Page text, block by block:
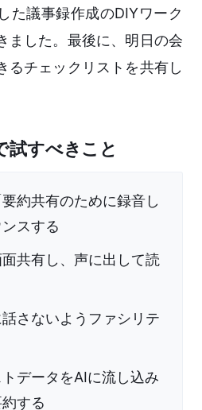
た議事録作成のDIYワーク
ました。最後に、明日の会
るチェックリストを共有し
試すべきこと
約共有のために録音し
スする
共有し、声に出して読
さないようファシリテ
データをAIに流し込み
する